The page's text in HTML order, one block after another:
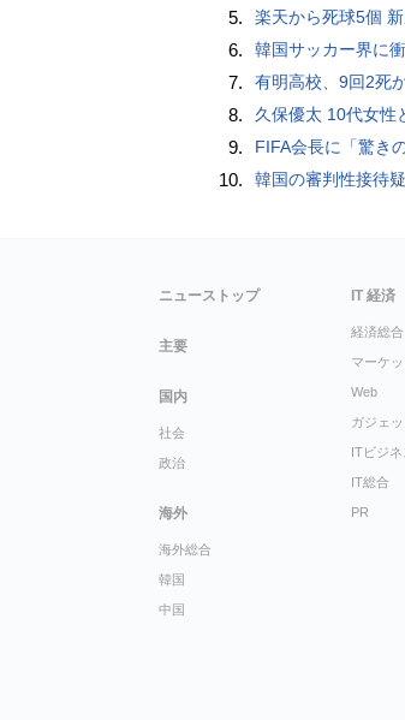
5. 楽天から死球5個
6. 韓国サッカー界に衝撃 大韓サッカー協会に外
7. 有明高校、9回2死
8. 久保優太 10代女性
9. FIFA会長に「驚き
10. 韓国の審判性接待
ニューストップ
主要
国内
社会
政治
海外
海外総合
韓国
中国
IT 経済
経済総合
マーケッ
Web
ガジェッ
ITビジネ
IT総合
PR